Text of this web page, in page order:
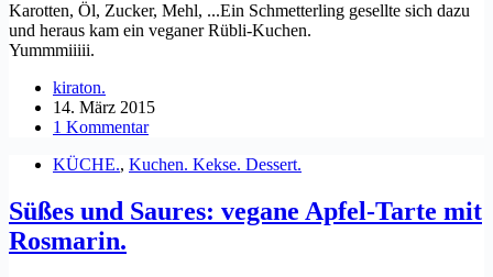
Karotten, Öl, Zucker, Mehl, ...Ein Schmetterling gesellte sich dazu
und heraus kam ein veganer Rübli-Kuchen.
Yummmiiiii.
kiraton.
14. März 2015
1 Kommentar
KÜCHE., Kuchen. Kekse. Dessert.
Süßes und Saures: vegane Apfel-Tarte mit
Rosmarin.